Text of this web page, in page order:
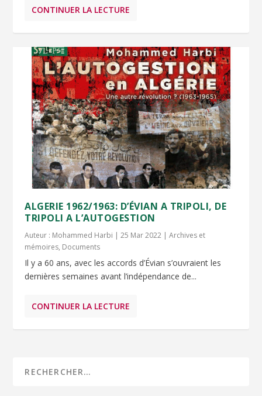
CONTINUER LA LECTURE
ALGERIE 1962/1963: D’ÉVIAN A TRIPOLI, DE
TRIPOLI A L’AUTOGESTION
Auteur : Mohammed Harbi |25 Mar 2022 |Archives et
mémoires, Documents
Il y a 60 ans, avec les accords d’Évian s’ouvraient les
dernières semaines avant l’indépendance de...
CONTINUER LA LECTURE